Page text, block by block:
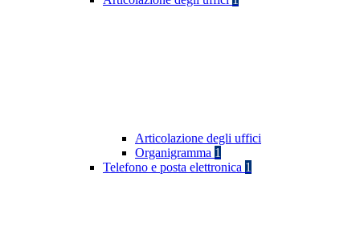
Articolazione degli uffici
Organigramma 1
Telefono e posta elettronica 1